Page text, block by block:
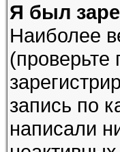
Я был
Наиболее
(проверьте
запись по
написали